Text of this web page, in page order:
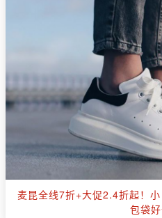
麦昆全线7折+大促2.4折起！
包袋